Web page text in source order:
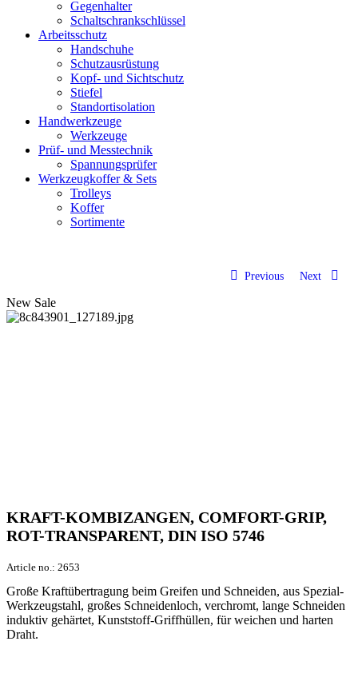
Gegenhalter
Schaltschrankschlüssel
Arbeitsschutz
Handschuhe
Schutzausrüstung
Kopf- und Sichtschutz
Stiefel
Standortisolation
Handwerkzeuge
Werkzeuge
Prüf- und Messtechnik
Spannungsprüfer
Werkzeugkoffer & Sets
Trolleys
Koffer
Sortimente
Previous Next
New Sale
KRAFT-KOMBIZANGEN, COMFORT-GRIP,
ROT-TRANSPARENT, DIN ISO 5746
Article no.: 2653
Große Kraftübertragung beim Greifen und Schneiden, aus Spezial-
Werkzeugstahl, großes Schneidenloch, verchromt, lange Schneiden
induktiv gehärtet, Kunststoff-Griffhüllen, für weichen und harten
Draht.